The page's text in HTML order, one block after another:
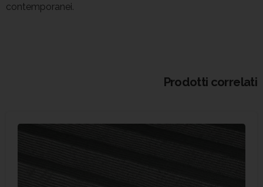
contemporanei.
Prodotti correlati